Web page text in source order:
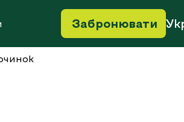
Забронювати